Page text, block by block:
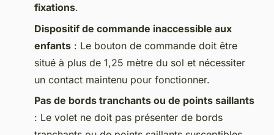
fixations.
Dispositif de commande inaccessible aux
enfants : Le bouton de commande doit être
situé à plus de 1,25 mètre du sol et nécessiter
un contact maintenu pour fonctionner.
Pas de bords tranchants ou de points saillants
: Le volet ne doit pas présenter de bords